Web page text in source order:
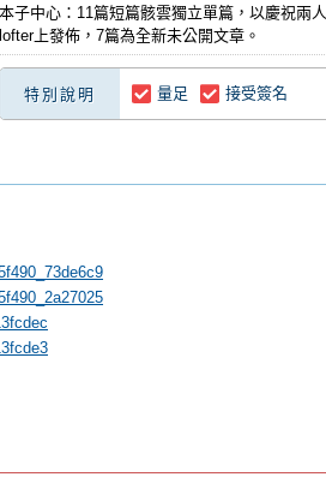
本子中心：11篇短篇骸雲獨立單篇，以慶祝兩
lofter上發佈，7篇為全新未公開文章。
特別說明 量足 接受簽名